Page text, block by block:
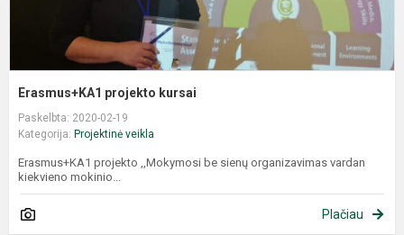
Erasmus+KA1 projekto kursai
Paskelbta: 2020-02-19
Kategorija: Projektinė veikla
Erasmus+KA1 projekto ,,Mokymosi be sienų organizavimas vardan
kiekvieno mokinio...
Plačiau